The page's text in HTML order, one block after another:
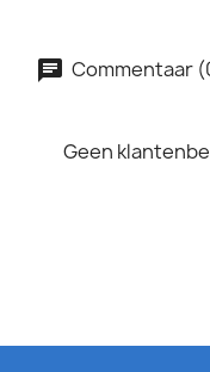
Commentaar
Geen